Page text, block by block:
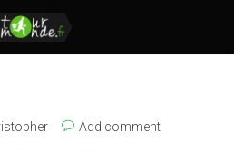
Add comment